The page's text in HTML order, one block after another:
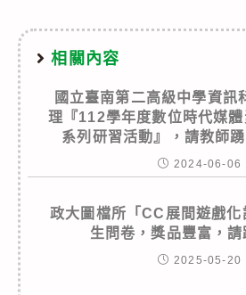
相關內容
國立臺南第二高級中學資訊
理『112學年度數位時代媒
系列研習活動』，請教師
2024-06-06
政大圖檔所「CC展間遊戲化
生問卷，獎品豐富，
2025-05-20